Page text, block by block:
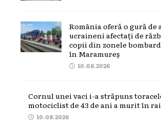
România oferă o gură
ucraineni afectați de
copii din zonele
în Maramureș
10.08.2026
Cornul unei vaci i-a străpuns
motociclist de 43 de ani a murit în
10.08.2026